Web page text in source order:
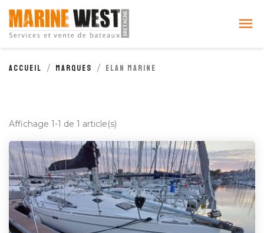

Accueil Marques ELAN MARINE
Affichage 1-1 de 1 article(s)